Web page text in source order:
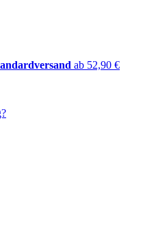
ab 52,90 €